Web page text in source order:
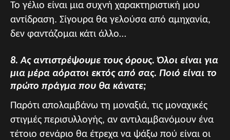
Το γέλιο είναι μια συχνή χαρακτηριστική μου
αντίδραση. Σίγουρα θα γελούσα από αμηχανία,
δεν φαντάζομαι κάτι άλλο…
8. Ας αντιστρέψουμε τους όρους. Όλοι είναι για
μια μέρα αόρατοι εκτός από σας. Ποιό είναι το
πρώτο πράγμα που θα κάνατε;
Παρότι απολαμβάνω τη μοναξιά, τις μοναχικές
στιγμές περισυλλογής, αν αντιλαμβανόμουν ένα
τέτοιο σενάριο θα έτρεχα να ψάξω πού είναι οι